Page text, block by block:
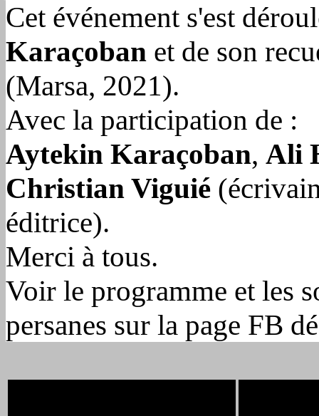
Cet événement s'est
Karaçoban et de son
(Marsa, 2021).
Avec la participation de :
Aytekin Karaçoban, Ali
Christian Viguié
éditrice).
Merci à tous.
Voir le programme et les
persanes sur la page FB